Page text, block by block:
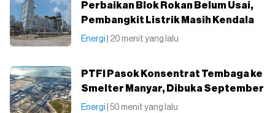
Perbaikan Blok Rokan Belum Usai,
Pembangkit Listrik Masih Kendala
Energi | 20 menit yang lalu
PTFI Pasok Konsentrat Tembaga ke
Smelter Manyar, Dibuka September
Energi | 50 menit yang lalu